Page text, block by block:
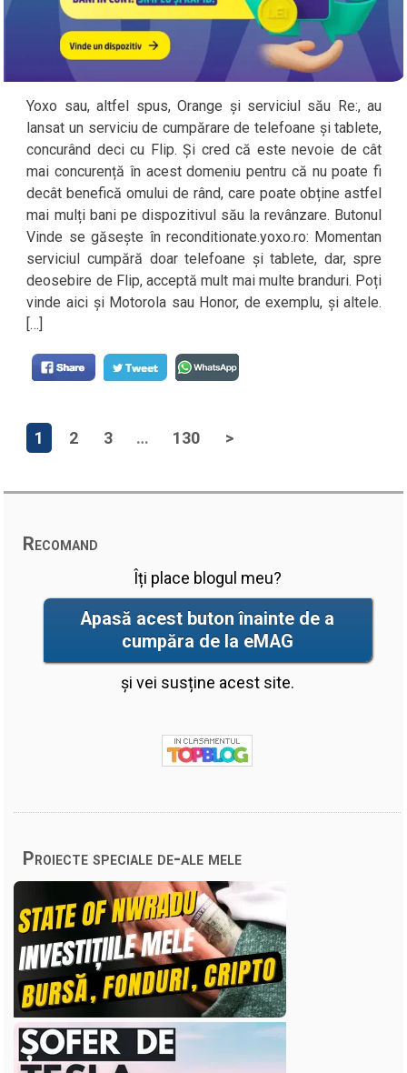
Yoxo sau, altfel spus, Orange și serviciul său Re:, au
lansat un serviciu de cumpărare de telefoane și tablete,
concurând deci cu Flip. Și cred că este nevoie de cât
mai concurență în acest domeniu pentru că nu poate fi
decât benefică omului de rând, care poate obține astfel
mai mulți bani pe dispozitivul său la revânzare. Butonul
Vinde se găsește în reconditionate.yoxo.ro: Momentan
serviciul cumpără doar telefoane și tablete, dar, spre
deosebire de Flip, acceptă mult mai multe branduri. Poți
vinde aici și Motorola sau Honor, de exemplu, și altele.
[…]
1 2 3 … 130 >
Recomand
Îți place blogul meu?
Apasă acest buton înainte de a
cumpăra de la eMAG
și vei susține acest site.
Proiecte speciale de-ale mele